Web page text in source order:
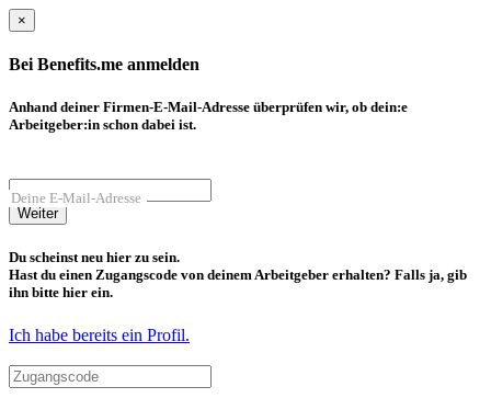
×
Bei Benefits.me anmelden
Anhand deiner Firmen-E-Mail-Adresse überprüfen wir, ob dein:e
Arbeitgeber:in schon dabei ist.
Deine E-Mail-Adresse
Weiter
Du scheinst neu hier zu sein.
Hast du einen Zugangscode von deinem Arbeitgeber erhalten? Falls ja, gib
ihn bitte hier ein.
Ich habe bereits ein Profil.